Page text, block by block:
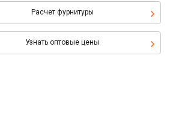
Расчет фурнитуры
Узнать оптовые цены